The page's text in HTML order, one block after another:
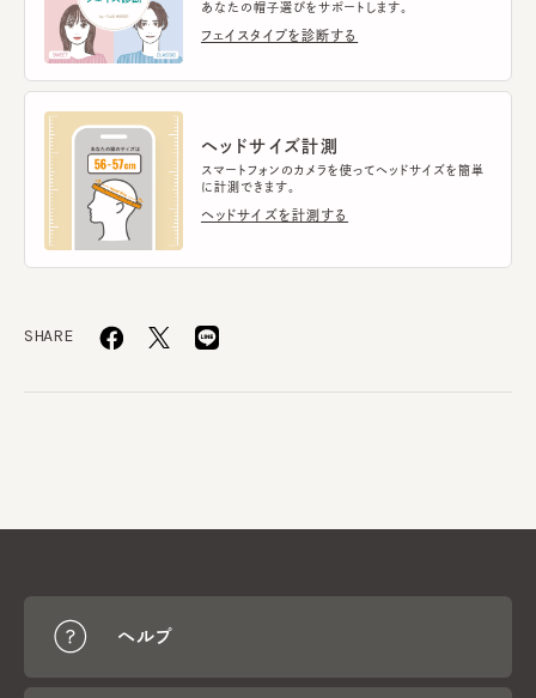
あなたの帽子選びをサポートします。
フェイスタイプを診断する
ヘッドサイズ計測
スマートフォンのカメラを使ってヘッドサイズを簡単
に計測できます。
ヘッドサイズを計測する
SHARE
ヘルプ